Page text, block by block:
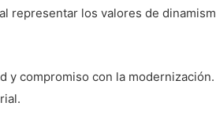
representar los valores de
y compromiso con la